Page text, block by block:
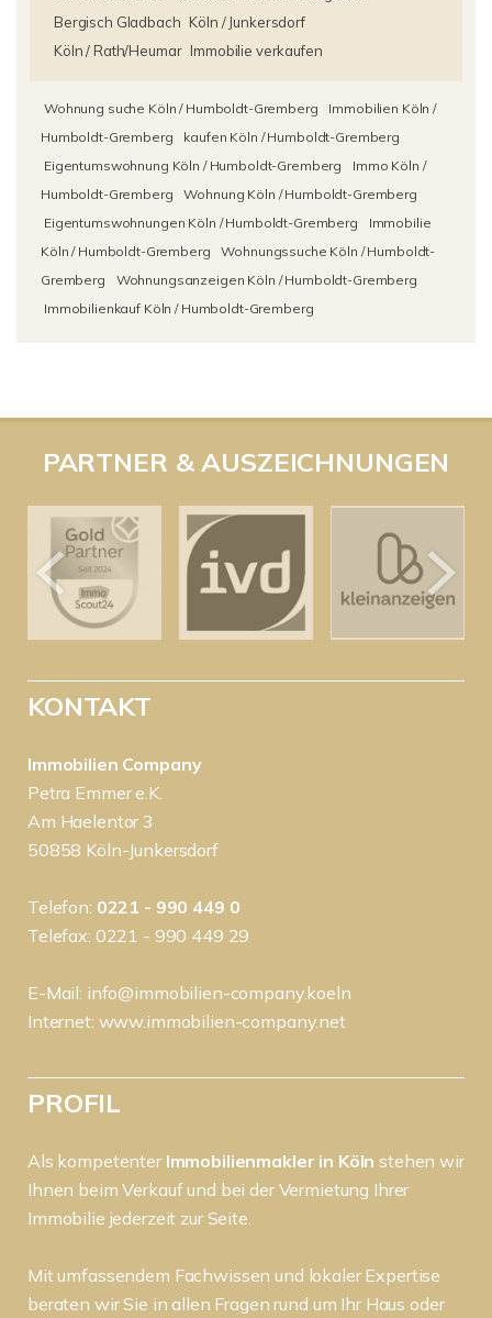
Bergisch Gladbach Köln / Junkersdorf
Köln / Rath/Heumar Immobilie verkaufen
Wohnung suche Köln / Humboldt-Gremberg
Immobilien Köln /
Humboldt-Gremberg
kaufen Köln / Humboldt-Gremberg
Eigentumswohnung Köln / Humboldt-Gremberg
Immo Köln /
Humboldt-Gremberg
Wohnung Köln / Humboldt-Gremberg
Eigentumswohnungen Köln / Humboldt-Gremberg
Immobilie
Köln / Humboldt-Gremberg
Wohnungssuche Köln / Humboldt-
Gremberg
Wohnungsanzeigen Köln / Humboldt-Gremberg
Immobilienkauf Köln / Humboldt-Gremberg
PARTNER & AUSZEICHNUNGEN
KONTAKT
Immobilien Company
Petra Emmer e.K.
Am Haelentor 3
50858 Köln-Junkersdorf
Telefon: 0221 - 990 449 0
Telefax: 0221 - 990 449 29
E-Mail: info@immobilien-company.koeln
Internet: www.immobilien-company.net
PROFIL
Als kompetenter Immobilienmakler in Kölnstehen wir
Ihnen beim Verkauf und bei der Vermietung Ihrer
Immobilie jederzeit zur Seite.
Mit umfassendem Fachwissen und lokaler Expertise
beraten wir Sie in allen Fragen rund um Ihr Haus oder